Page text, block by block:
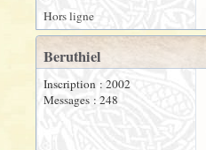
Hors ligne
Beruthiel
Inscription : 2002
Messages : 248